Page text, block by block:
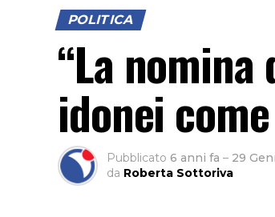
POLITICA
“La
idonei
Pubblicato 6 anni fa – 29
da Roberta Sottoriva